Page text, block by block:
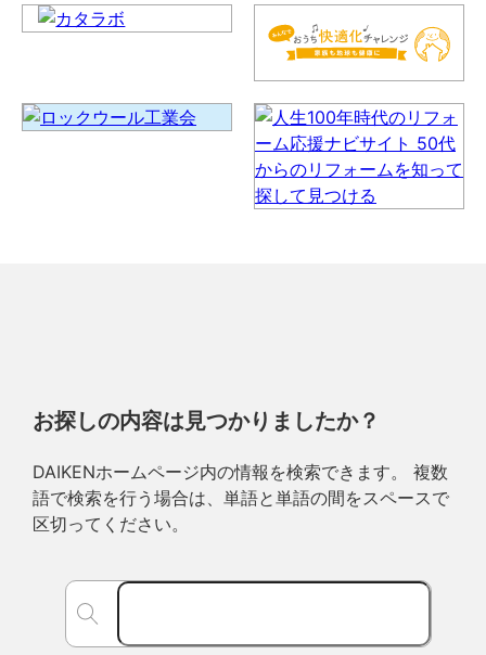
お探しの内容は見つかりましたか？
DAIKENホームページ内の情報を検索できます。 複数
語で検索を行う場合は、単語と単語の間をスペースで
区切ってください。